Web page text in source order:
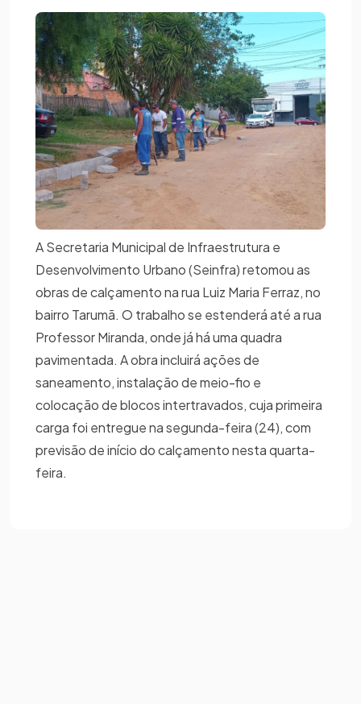
A Secretaria Municipal de Infraestrutura e
Desenvolvimento Urbano (Seinfra) retomou as
obras de calçamento na rua Luiz Maria Ferraz, no
bairro Tarumã. O trabalho se estenderá até a rua
Professor Miranda, onde já há uma quadra
pavimentada. A obra incluirá ações de
saneamento, instalação de meio-fio e
colocação de blocos intertravados, cuja primeira
carga foi entregue na segunda-feira (24), com
previsão de início do calçamento nesta quarta-
feira.